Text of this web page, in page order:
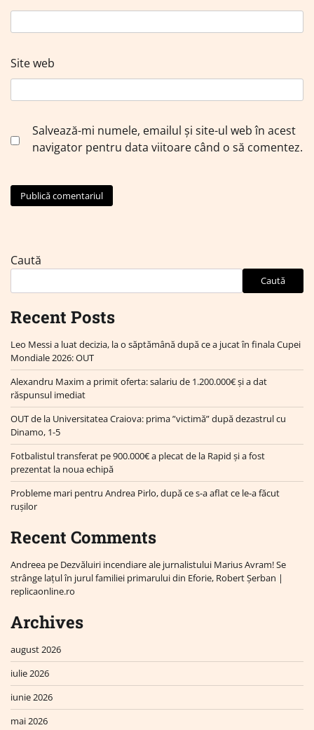
Site web
Salvează-mi numele, emailul și site-ul web în acest
navigator pentru data viitoare când o să comentez.
Caută
Caută
Recent Posts
Leo Messi a luat decizia, la o săptămână după ce a jucat în finala Cupei
Mondiale 2026: OUT
Alexandru Maxim a primit oferta: salariu de 1.200.000€ și a dat
răspunsul imediat
OUT de la Universitatea Craiova: prima ”victimă” după dezastrul cu
Dinamo, 1-5
Fotbalistul transferat pe 900.000€ a plecat de la Rapid și a fost
prezentat la noua echipă
Probleme mari pentru Andrea Pirlo, după ce s-a aflat ce le-a făcut
rușilor
Recent Comments
Andreea pe Dezvăluiri incendiare ale jurnalistului Marius Avram! Se
strânge lațul în jurul familiei primarului din Eforie, Robert Șerban |
replicaonline.ro
Archives
august 2026
iulie 2026
iunie 2026
mai 2026